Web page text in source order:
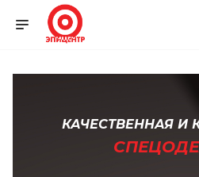
КАЧЕСТВЕННАЯ И